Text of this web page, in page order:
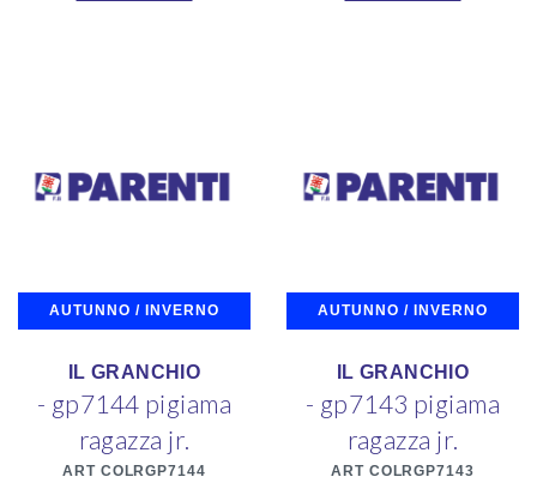
AUTUNNO / INVERNO
IL GRANCHIO
- gp7144 pigiama
ragazza jr.
ART COLRGP7144
AUTUNNO / INVERNO
IL GRANCHIO
- gp7143 pigiama
ragazza jr.
ART COLRGP7143